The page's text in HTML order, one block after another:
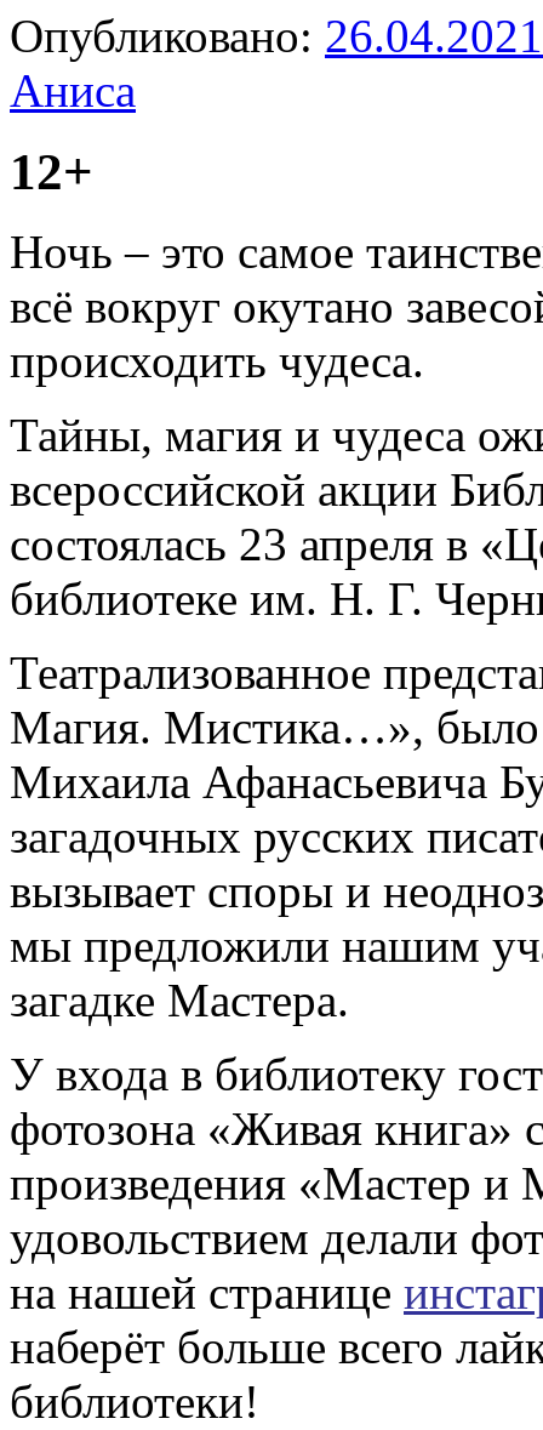
Опубликовано: 26.04.2021
Аниса
12+
Ночь – это самое
всё вокруг окутано
происходить чудеса.
Тайны, магия и чудеса
всероссийской акции
состоялась 23 апреля в
библиотеке им. Н. Г.
Театрализованное
Магия. Мистика…», было
Михаила Афанасьевича
загадочных русских
вызывает споры и
мы предложили нашим
загадке Мастера.
У входа в библиотеку
фотозона «Живая
произведения «Мастер и
удовольствием делали
на нашей странице
наберёт больше всего
библиотеки!